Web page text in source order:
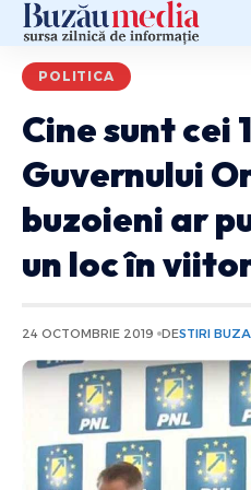
POLITICA
Cine sunt cei
Guvernului
buzoieni ar
un loc în
24 OCTOMBRIE 2019 DESTIRI